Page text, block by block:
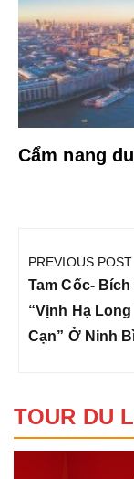
Cẩm nang
hướng
bài
viết
PREVIOUS POST
Previous
Post:
Tam Cốc-
“Vịnh Hạ Long
Cạn” Ở Ninh
TOUR DU